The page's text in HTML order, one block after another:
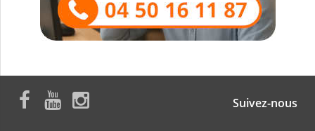
Suivez-nous